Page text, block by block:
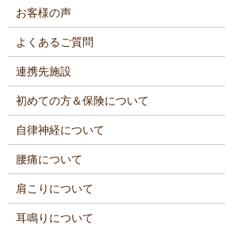
お客様の声
よくあるご質問
連携先施設
初めての方＆保険について
自律神経について
腰痛について
肩こりについて
耳鳴りについて